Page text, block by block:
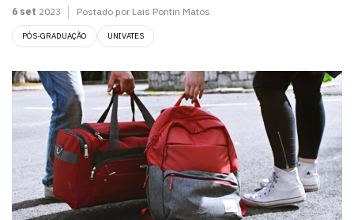
6 set 2023 Postado por Lais Pontin Matos
PÓS-GRADUAÇÃO UNIVATES